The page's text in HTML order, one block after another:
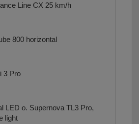
Line CX 25 km/h
800 horizontal
3 Pro
LED o. Supernova TL3 Pro,
light